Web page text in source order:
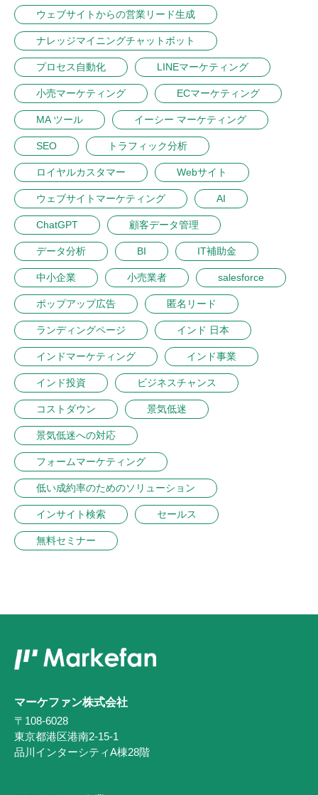
ウェブサイトからの営業リード生成
ナレッジマイニングチャットボット
プロセス自動化 LINEマーケティング
小売マーケティング ECマーケティング
MA ツール イーシー マーケティング
SEO トラフィック分析
ロイヤルカスタマー Webサイト
ウェブサイトマーケティング AI
ChatGPT 顧客データ管理
データ分析 BI IT補助金
中小企業 小売業者 salesforce
ポップアップ広告 匿名リード
ランディングページ インド 日本
インドマーケティング インド事業
インド投資 ビジネスチャンス
コストダウン 景気低迷
景気低迷への対応
フォームマーケティング
低い成約率のためのソリューション
インサイト検索 セールス
無料セミナー
マーケファン株式会社
〒108-6028
東京都港区港南2-15-1
品川インターシティA棟28階